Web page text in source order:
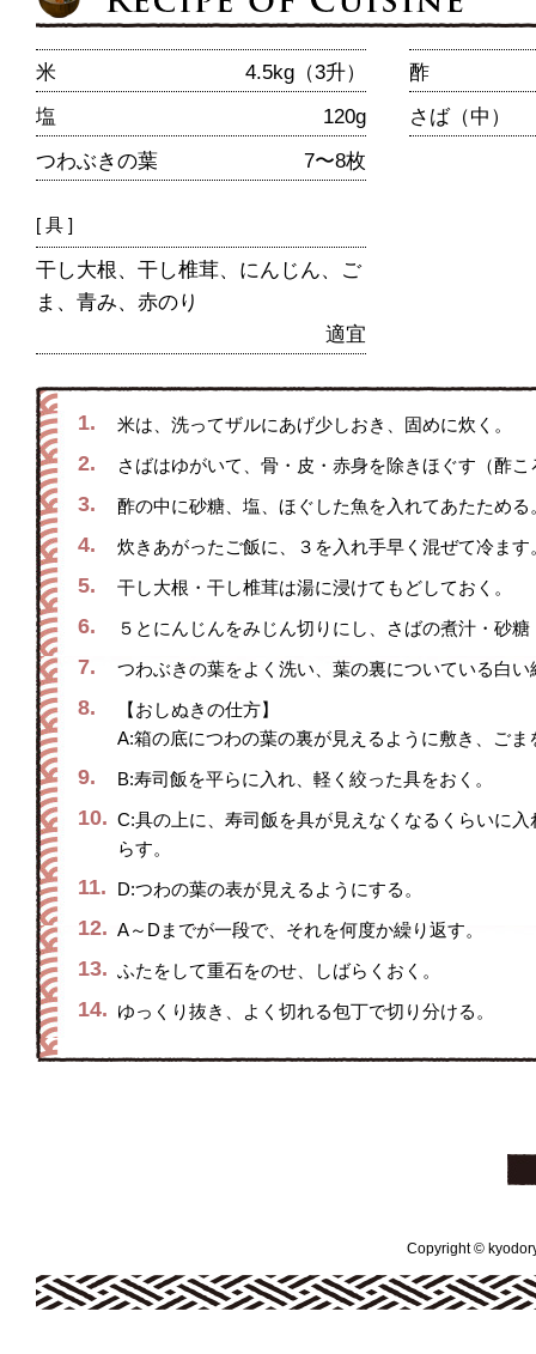
米 4.5kg（3升）
酢
塩
120g
さば（中）
つわぶきの葉
7〜8枚
[ 具 ]
干し大根、干し椎茸、にんじん、ご
ま、青み、赤のり
適宜
1. 米は、洗ってザルにあげ少しおき、固めに炊く。
2. さばはゆがいて、骨・皮・赤身を除きほぐす（酢
3. 酢の中に砂糖、塩、ほぐした魚を入れてあたためる
4. 炊きあがったご飯に、３を入れ手早く混ぜて冷ま
5. 干し大根・干し椎茸は湯に浸けてもどしておく。
6. ５とにんじんをみじん切りにし、さばの煮汁・砂
7. つわぶきの葉をよく洗い、葉の裏についている白
8.
【おしぬきの仕方】
A:箱の底につわの葉の裏が見えるように敷き、ごま
9. B:寿司飯を平らに入れ、軽く絞った具をおく。
10. C:具の上に、寿司飯を具が見えなくなるくらいに
らす。
11. D:つわの葉の表が見えるようにする。
12. A～Dまでが一段で、それを何度か繰り返す。
13. ふたをして重石をのせ、しばらくおく。
14. ゆっくり抜き、よく切れる包丁で切り分ける。
Copyright ©